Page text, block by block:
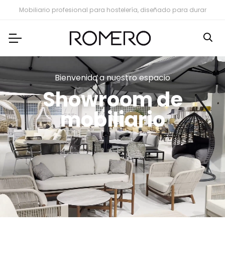
Mobiliario profesional para hostelería, diseñado para durar
Bienvenido a nuestro espacio
Showroom de
mobiliario